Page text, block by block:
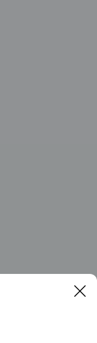
на официальный
на сайте вы